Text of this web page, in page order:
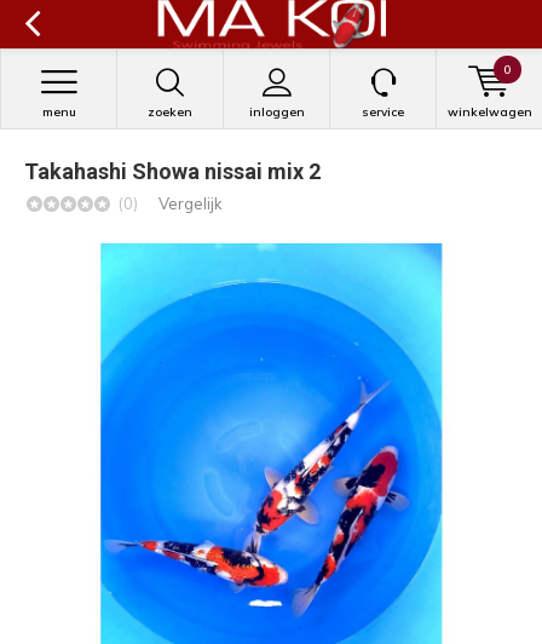
zoeken inloggen
menu service winkelwagen
0
Takahashi Showa nissai mix 2
(0) Vergelijk